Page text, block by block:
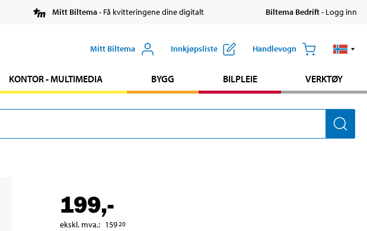
Mitt Biltema- Få kvitteringene dine digitalt Biltema Bedrift- Logg inn
Mitt Biltema Innkjøpsliste Handlevogn
KONTOR - MULTIMEDIA BYGG BILPLEIE VERKTØY
199,-
ekskl. mva.: 159 20